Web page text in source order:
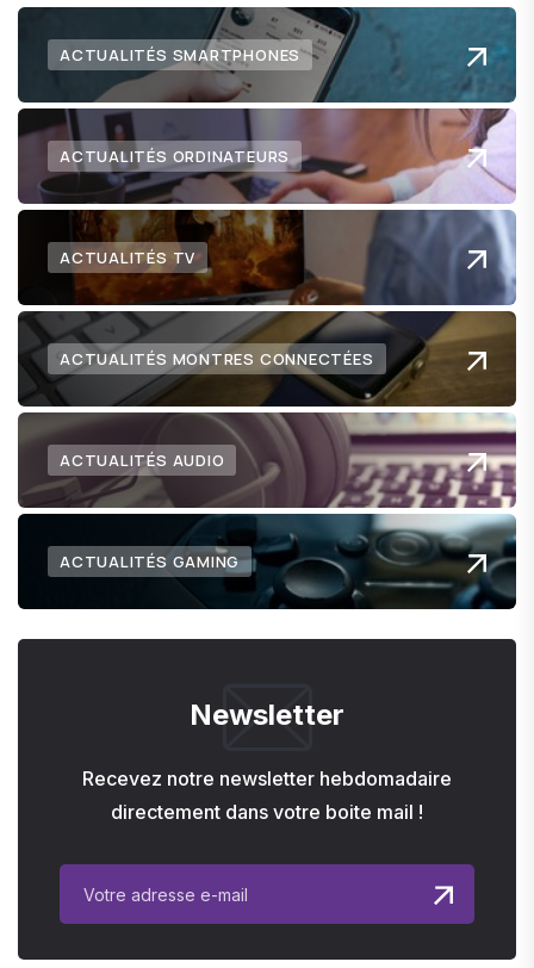
ACTUALITÉS SMARTPHONES
ACTUALITÉS ORDINATEURS
ACTUALITÉS TV
ACTUALITÉS MONTRES CONNECTÉES
ACTUALITÉS AUDIO
ACTUALITÉS GAMING
Newsletter
Recevez notre newsletter hebdomadaire
directement dans votre boite mail !